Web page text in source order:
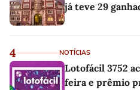
já teve 29
4 NOTÍCIAS
Lotofácil 3752
feira e prêmio